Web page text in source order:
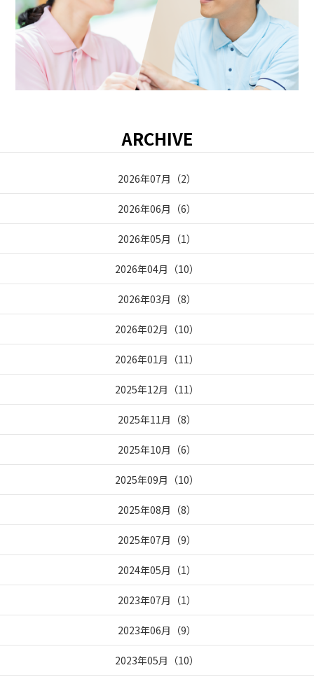
ARCHIVE
2026年07月 （2）
2026年06月 （6）
2026年05月 （1）
2026年04月 （10）
2026年03月 （8）
2026年02月 （10）
2026年01月 （11）
2025年12月 （11）
2025年11月 （8）
2025年10月 （6）
2025年09月 （10）
2025年08月 （8）
2025年07月 （9）
2024年05月 （1）
2023年07月 （1）
2023年06月 （9）
2023年05月 （10）